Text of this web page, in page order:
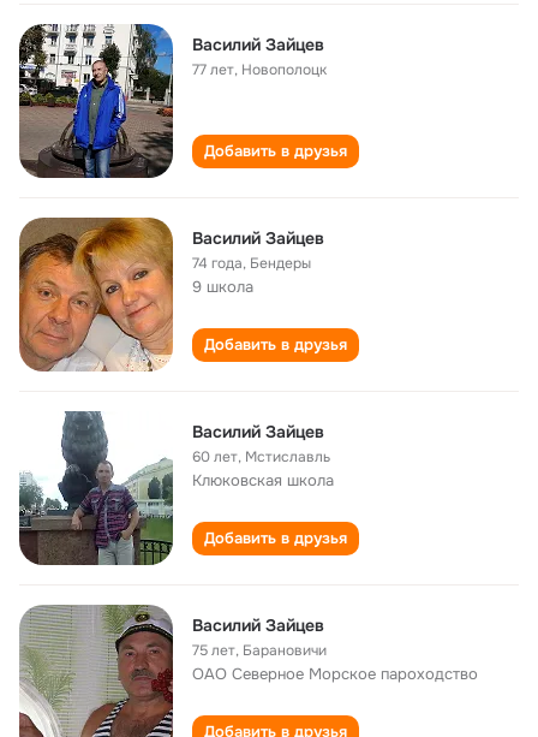
Василий Зайцев
77 лет, Новополоцк
Добавить в друзья
Василий Зайцев
74 года, Бендеры
9 школа
Добавить в друзья
Василий Зайцев
60 лет, Мстиславль
Клюковская школа
Добавить в друзья
Василий Зайцев
75 лет, Барановичи
ОАО Северное Морское пароходство
Добавить в друзья